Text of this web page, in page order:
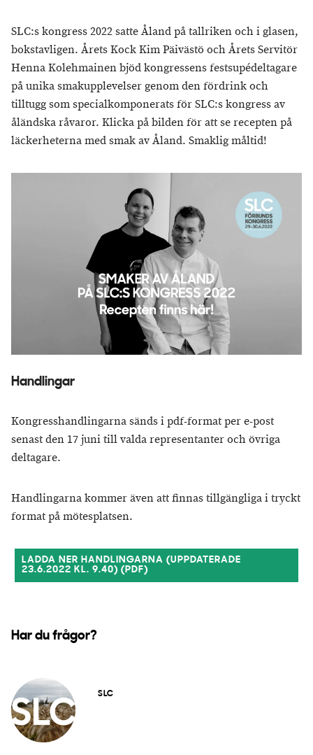
SLC:s kongress 2022 satte Åland på tallriken och i glasen,
bokstavligen. Årets Kock Kim Päivästö och Årets Servitör
Henna Kolehmainen bjöd kongressens festsupédeltagare
på unika smakupplevelser genom den fördrink och
tilltugg som specialkomponerats för SLC:s kongress av
åländska råvaror. Klicka på bilden för att se recepten på
läckerheterna med smak av Åland. Smaklig måltid!
Handlingar
Kongresshandlingarna sänds i pdf-format per e-post
senast den 17 juni till valda representanter och övriga
deltagare.
Handlingarna kommer även att finnas tillgängliga i tryckt
format på mötesplatsen.
LADDA NER HANDLINGARNA (UPPDATERADE
23.6.2022 KL. 9.40) (PDF)
Har du frågor?
SLC